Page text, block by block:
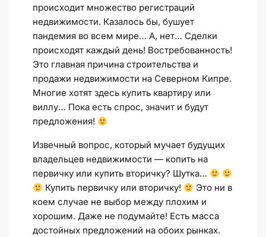
происходит множество регистраций
недвижимости. Казалось бы, бушует
пандемия во всем мире… А, нет… Сделки
происходят каждый день! Востребованность!
Это главная причина строительства и
продажи недвижимости на Северном Кипре.
Многие хотят здесь купить квартиру или
виллу… Пока есть спрос, значит и будут
предложения!
Извечный вопрос, который мучает будущих
владельцев недвижимости — копить на
первичку или купить вторичку? Шутка…
Купить первичку или вторичку!
Это ни в
коем случае не выбор между плохим и
хорошим. Даже не подумайте! Есть масса
достойных предложений на обоих рынках.